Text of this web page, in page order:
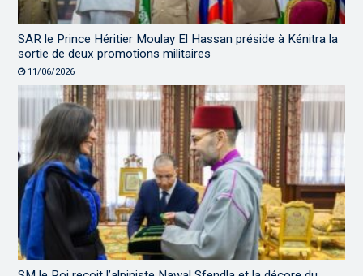
SAR le Prince Héritier Moulay El Hassan préside à Kénitra la
sortie de deux promotions militaires
11/06/2026